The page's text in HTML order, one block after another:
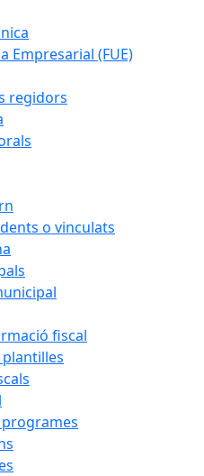
Empresarial (FUE)
regidors
o vinculats
fiscal
programes